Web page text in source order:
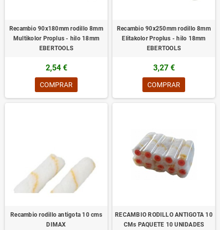
Recambio 90x180mm rodillo 8mm
Multikolor Proplus - hilo 18mm
EBERTOOLS
2,54 €
COMPRAR
Recambio 90x250mm rodillo 8mm
Elitakolor Proplus - hilo 18mm
EBERTOOLS
3,27 €
COMPRAR
Recambio rodillo antigota 10 cms
DIMAX
RECAMBIO RODILLO ANTIGOTA 10
CMs PAQUETE 10 UNIDADES